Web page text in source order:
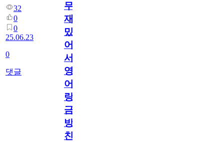
32
0
0
25.06.23
0
댓글
무
재
밌
어
서
영
어
랑
금
방
친